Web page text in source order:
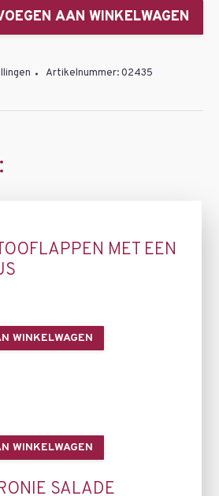
AAN WINKELWAGEN
Artikelnummer:02435
MET EEN
WINKELWAGEN
WINKELWAGEN
SALADE